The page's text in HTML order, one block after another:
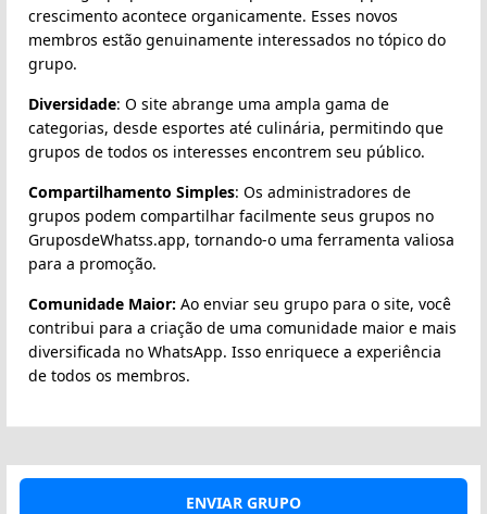
crescimento acontece organicamente. Esses novos
membros estão genuinamente interessados no tópico do
grupo.
Diversidade: O site abrange uma ampla gama de
categorias, desde esportes até culinária, permitindo que
grupos de todos os interesses encontrem seu público.
Compartilhamento Simples: Os administradores de
grupos podem compartilhar facilmente seus grupos no
GruposdeWhatss.app, tornando-o uma ferramenta valiosa
para a promoção.
Comunidade Maior: Ao enviar seu grupo para o site, você
contribui para a criação de uma comunidade maior e mais
diversificada no WhatsApp. Isso enriquece a experiência
de todos os membros.
ENVIAR GRUPO